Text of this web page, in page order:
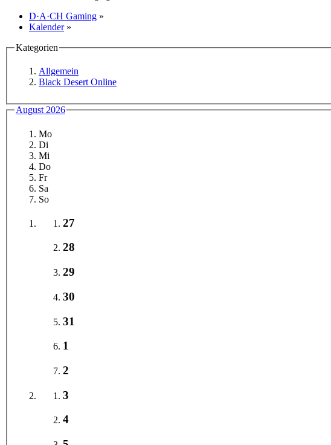
D·A·CH Gaming »
Kalender »
Kategorien
Allgemein
Black Desert Online
August 2026
Mo
Di
Mi
Do
Fr
Sa
So
27
28
29
30
31
1
2
3
4